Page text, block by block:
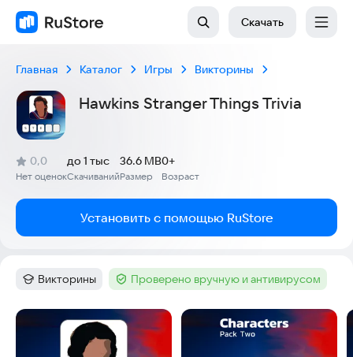
Скачать
Главная Каталог Игры Викторины
Hawkins Stranger Things Trivia
Рейтинг:
0,0
(
Нет оценок
)
Скачиваний
до 1 тыс
Размер
36.6 MB
Возраст
0+
Установить с помощью RuStore
Категория:
Викторины Тег :Проверено вручную и антивирусом
Скриншоты